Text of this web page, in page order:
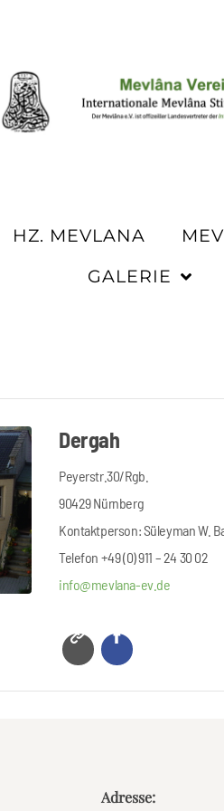
HZ. MEVLANA
GALERIE
Dergah
Peyerstr.30/Rgb.
90429 Nürnberg
Kontaktperson: Süleyman W.
Telefon +49 (0) 911 – 24 30 02
info@mevlana-ev.de
Adresse: